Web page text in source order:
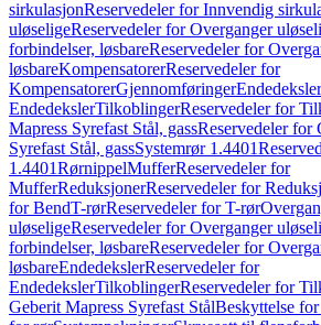
sirkulasjonReservedeler for Innvendig
uløseligeReservedeler for Overganger
forbindelser, løsbareReservedeler for
løsbareKompensatorerReservedeler for
KompensatorerGjennomføringerEndedeksler
EndedekslerTilkoblingerReservedeler for
Mapress Syrefast Stål, gassReservedeler for
Syrefast Stål, gassSystemrør 1.4401
1.4401RørnippelMufferReservedeler for
MufferReduksjonerReservedeler for
for BendT-rørReservedeler for T-rør
uløseligeReservedeler for Overganger
forbindelser, løsbareReservedeler for
løsbareEndedekslerReservedeler for
EndedekslerTilkoblingerReservedeler for
Geberit Mapress Syrefast StålBeskyttelse